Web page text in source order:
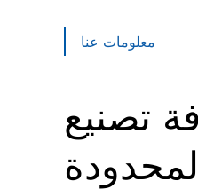
معلومات عنا
تصنيع